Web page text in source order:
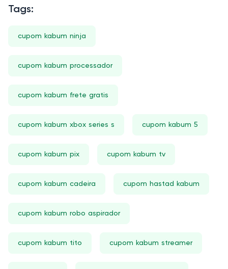
Tags:
cupom kabum ninja
cupom kabum processador
cupom kabum frete gratis
cupom kabum xbox series s cupom kabum 5
cupom kabum pix cupom kabum tv
cupom kabum cadeira cupom hastad kabum
cupom kabum robo aspirador
cupom kabum tito cupom kabum streamer